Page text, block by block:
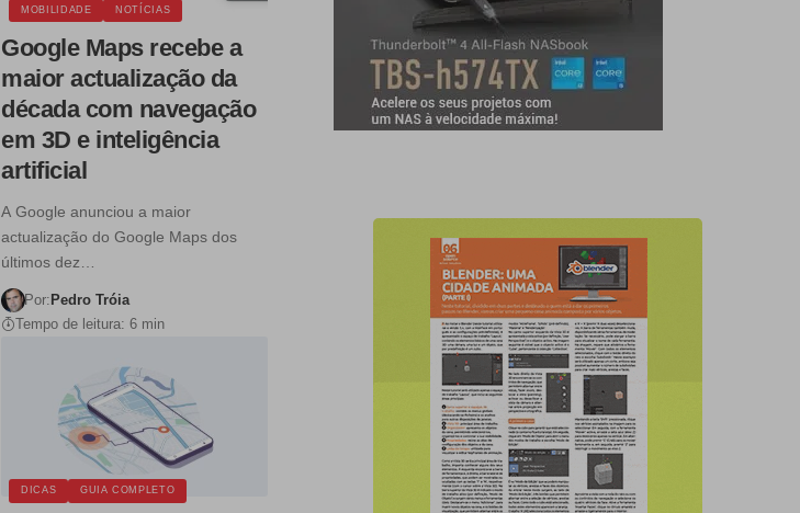
MOBILIDADE NOTÍCIAS
Google Maps recebe a
maior actualização da
década com navegação
em 3D e inteligência
artificial
A Google anunciou a maior
actualização do Google Maps dos
últimos dez…
Por: Pedro Tróia
Tempo de leitura: 6 min
DICAS GUIA COMPLETO